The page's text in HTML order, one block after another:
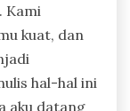
Kami
kuat, dan
hal-hal ini
aku datang